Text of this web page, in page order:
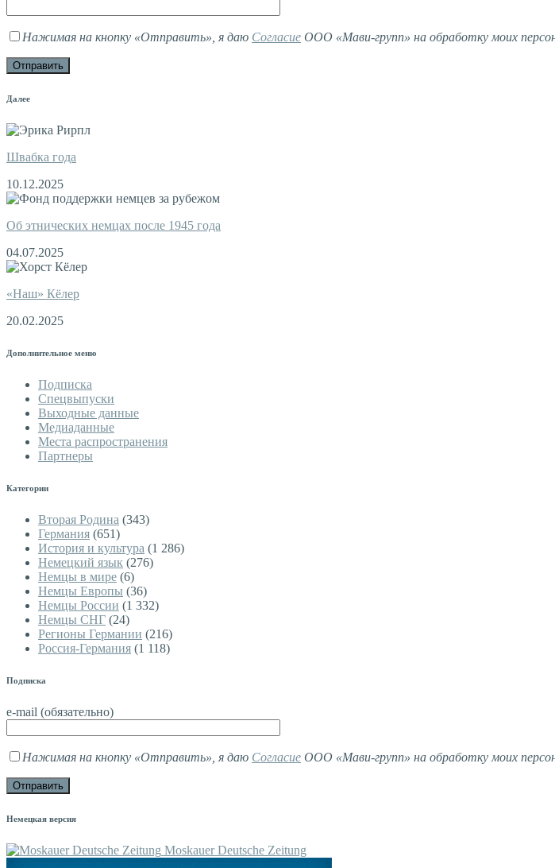
Нажимая на кнопку «Отправить», я даю Согласие ООО «Мави-групп» на обработку моих
Далее
Швабка года
10.12.2025
Об этнических немцах после 1945 года
04.07.2025
«Наш» Кёлер
20.02.2025
Дополнительное меню
Подписка
Спецвыпуски
Выходные данные
Медиаданные
Места распространения
Партнеры
Категории
Вторая Родина (343)
Германия (651)
История и культура (1 286)
Немецкий язык (276)
Немцы в мире (6)
Немцы Европы (36)
Немцы России (1 332)
Немцы СНГ (24)
Регионы Германии (216)
Россия-Германия (1 118)
Подписка
e-mail (обязательно)
Нажимая на кнопку «Отправить», я даю Согласие ООО «Мави-групп» на обработку моих
Немецкая версия
Moskauer Deutsche Zeitung